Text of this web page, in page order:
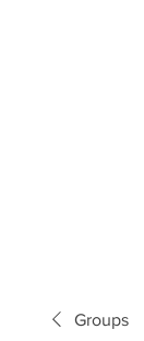
Groups